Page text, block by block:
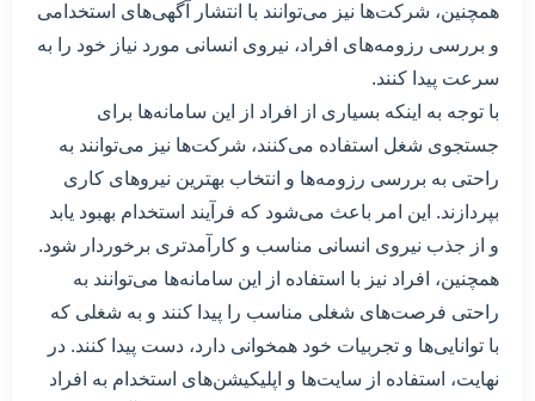
همچنین، شرکت‌ها نیز می‌توانند با انتشار آگهی‌های استخدامی
و بررسی رزومه‌های افراد، نیروی انسانی مورد نیاز خود را به
سرعت پیدا کنند.
با توجه به اینکه بسیاری از افراد از این سامانه‌ها برای
جستجوی شغل استفاده می‌کنند، شرکت‌ها نیز می‌توانند به
راحتی به بررسی رزومه‌ها و انتخاب بهترین نیروهای کاری
بپردازند. این امر باعث می‌شود که فرآیند استخدام بهبود یابد
و از جذب نیروی انسانی مناسب و کارآمدتری برخوردار شود.
همچنین، افراد نیز با استفاده از این سامانه‌ها می‌توانند به
راحتی فرصت‌های شغلی مناسب را پیدا کنند و به شغلی که
با توانایی‌ها و تجربیات خود همخوانی دارد، دست پیدا کنند. در
نهایت، استفاده از سایت‌ها و اپلیکیشن‌های استخدام به افراد